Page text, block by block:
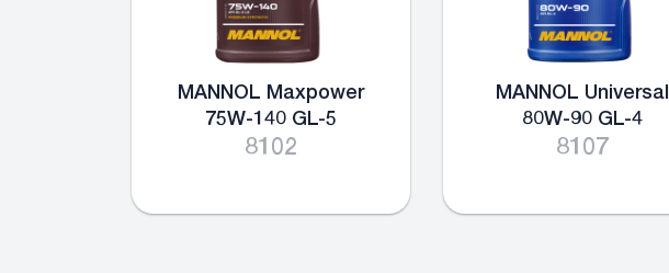
MANNOL Maxpower
75W-140 GL-5
8102
MANNOL Universal
80W-90 GL-4
8107